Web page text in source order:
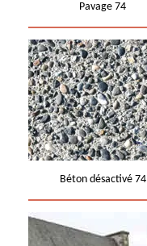
Pavage 74
Béton désactivé 74